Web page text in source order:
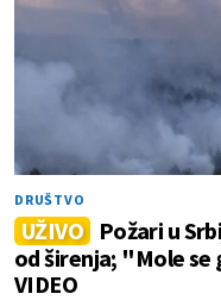
DRUŠTVO
UŽIVO Požari u
od širenja; "Mole
VIDEO